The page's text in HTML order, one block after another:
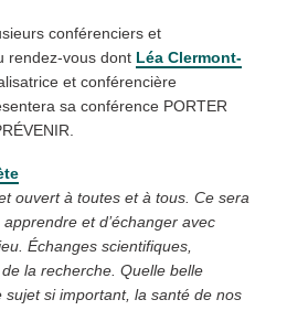
conférenciers et
rendez-vous dont Léa Clermont-
et conférencière
sa conférence PORTER
ouvert à toutes et à tous. Ce sera
et d’échanger avec
Échanges scientifiques,
la recherche. Quelle belle
si important, la santé de nos